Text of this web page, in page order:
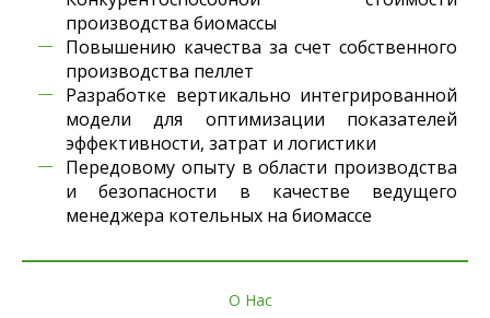
производства биомассы
Повышению качества за счет собственного
производства пеллет
Разработке вертикально интегрированной
модели для оптимизации показателей
эффективности, затрат и логистики
Передовому опыту в области производства
и безопасности в качестве ведущего
менеджера котельных на биомассе
О Нас